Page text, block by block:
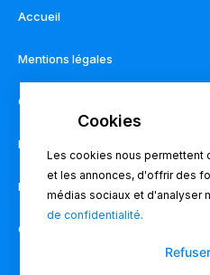
Accueil
Mentions légales
Contact
Règlement intérieur
Pronote
Charte du lycée
Les cookies nous permettent
et les annonces, d'offrir des
médias sociaux et d'analyser
de confidentialité.
Refuser